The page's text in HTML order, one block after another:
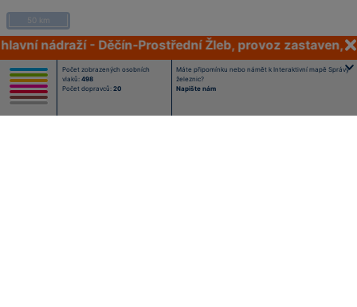
50 km
nádraží - Děčín-Prostřední Žleb, provoz zastaven,
Počet zobrazených osobních
vlaků: 498
Počet dopravců: 20
Máte připomínku nebo námět k Interaktivní mapě Správy
železnic?
Napište nám